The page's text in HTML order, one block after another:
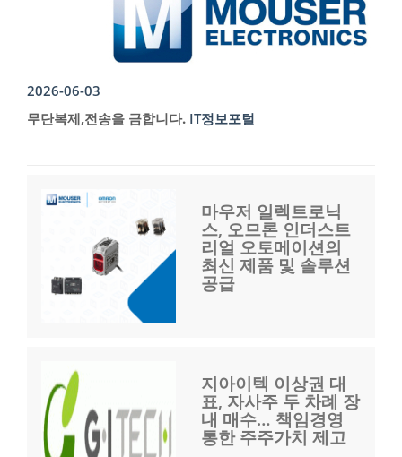
2026-06-03
무단복제,전송을 금합니다. IT정보포털
마우저 일렉트로닉
스, 오므론 인더스트
리얼 오토메이션의
최신 제품 및 솔루션
공급
지아이텍 이상권 대
표, 자사주 두 차례 장
내 매수… 책임경영
통한 주주가치 제고